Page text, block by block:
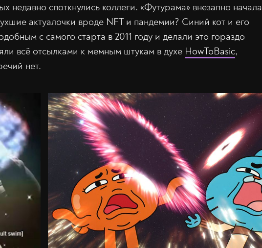
недавно споткнулись коллеги. «Футурама» внезапно начала
актуалочки вроде NFT и пандемии? Синий кот и его
с самого старта в 2011 году и делали это гораздо
всё отсылками к мемным штукам в духе HowToBasic,
нет.